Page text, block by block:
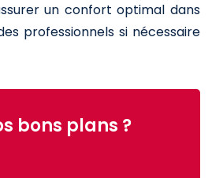
un confort optimal dans
professionnels si nécessaire
bons plans ?